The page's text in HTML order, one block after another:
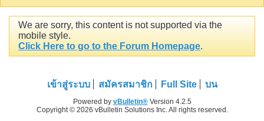
We are sorry, this content is not supported via the
mobile style.
Click Here to go to the Forum Homepage.
เข้าสู่ระบบ สมัครสมาชิก Full Site บน
Powered by vBulletin®Version 4.2.5
Copyright © 2026 vBulletin Solutions Inc. All rights reserved.